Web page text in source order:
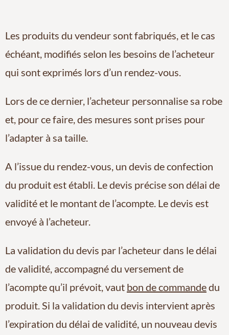
Les produits du vendeur sont fabriqués, et le cas
échéant, modifiés selon les besoins de l’acheteur
qui sont exprimés lors d’un rendez-vous.
Lors de ce dernier, l’acheteur personnalise sa robe
et, pour ce faire, des mesures sont prises pour
l’adapter à sa taille.
A l’issue du rendez-vous, un devis de confection
du produit est établi. Le devis précise son délai de
validité et le montant de l’acompte. Le devis est
envoyé à l’acheteur.
La validation du devis par l’acheteur dans le délai
de validité, accompagné du versement de
l’acompte qu’il prévoit, vaut bon de commandedu
produit. Si la validation du devis intervient après
l’expiration du délai de validité, un nouveau devis